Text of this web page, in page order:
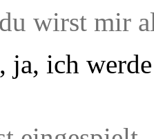
wirst mir
ja, ich